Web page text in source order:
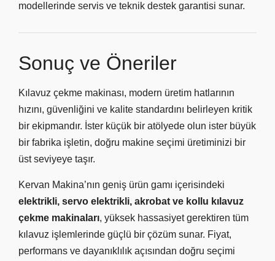
modellerinde servis ve teknik destek garantisi sunar.
Sonuç ve Öneriler
Kılavuz çekme makinası, modern üretim hatlarının
hızını, güvenliğini ve kalite standardını belirleyen kritik
bir ekipmandır. İster küçük bir atölyede olun ister büyük
bir fabrika işletin, doğru makine seçimi üretiminizi bir
üst seviyeye taşır.
Kervan Makina’nın geniş ürün gamı içerisindeki
elektrikli, servo elektrikli, akrobat ve kollu kılavuz
çekme makinaları, yüksek hassasiyet gerektiren tüm
kılavuz işlemlerinde güçlü bir çözüm sunar. Fiyat,
performans ve dayanıklılık açısından doğru seçimi